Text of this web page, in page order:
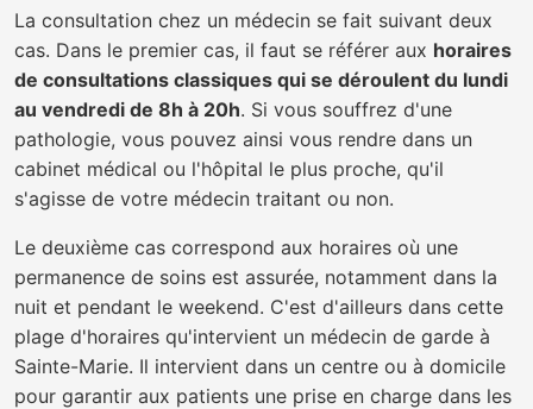
La consultation chez un médecin se fait suivant deux
cas. Dans le premier cas, il faut se référer aux horaires
de consultations classiques qui se déroulent du lundi
au vendredi de 8h à 20h. Si vous souffrez d'une
pathologie, vous pouvez ainsi vous rendre dans un
cabinet médical ou l'hôpital le plus proche, qu'il
s'agisse de votre médecin traitant ou non.
Le deuxième cas correspond aux horaires où une
permanence de soins est assurée, notamment dans la
nuit et pendant le weekend. C'est d'ailleurs dans cette
plage d'horaires qu'intervient un médecin de garde à
Sainte-Marie. Il intervient dans un centre ou à domicile
pour garantir aux patients une prise en charge dans les